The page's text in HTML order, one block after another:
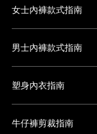
女士內褲款式指南
男士內褲款式指南
塑身內衣指南
牛仔褲剪裁指南